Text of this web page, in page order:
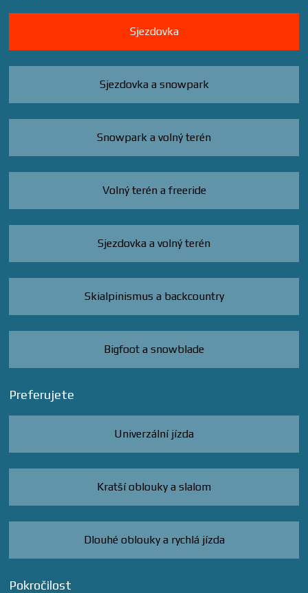
Sjezdovka
Sjezdovka a snowpark
Snowpark a volný terén
Volný terén a freeride
Sjezdovka a volný terén
Skialpinismus a backcountry
Bigfoot a snowblade
Preferujete
Univerzální jízda
Kratší oblouky a slalom
Dlouhé oblouky a rychlá jízda
Pokročilost